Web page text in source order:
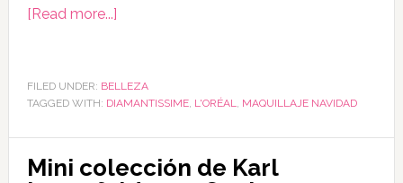
[Read more...]
FILED UNDER: BELLEZA
TAGGED WITH: DIAMANTISSIME, L'ORÉAL, MAQUILLAJE NAVIDAD
Mini colección de Karl